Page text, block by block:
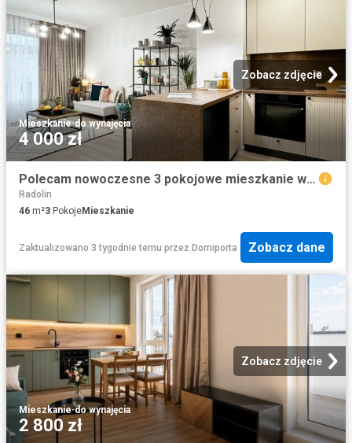
Zobacz zdjęcie
Mieszkanie·do wynajęcia
4 000 zł
Polecam nowoczesne 3 pokojowe mieszkanie w centrum Szczecina
Radolin
46 m²3 PokojeMieszkanie
Zaktualizowano 3 tygodnie temu przez Domiporta Zobacz dane
Zobacz zdjęcie
Mieszkanie·do wynajęcia
2 800 zł